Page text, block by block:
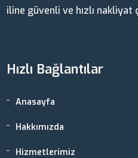
iline güvenli ve hızlı
Hızlı Bağlantılar
Anasayfa
Hakkımızda
Hizmetlerimiz